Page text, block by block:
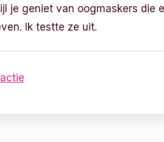
je geniet van oogmaskers die
Ik testte ze uit.